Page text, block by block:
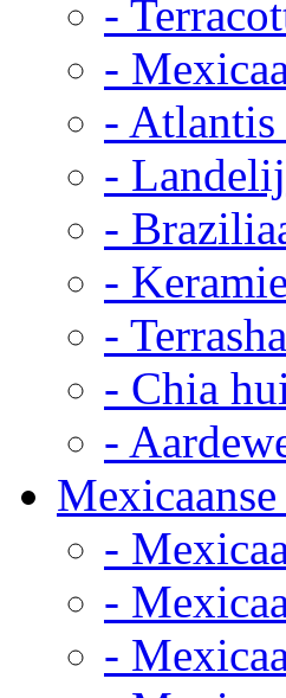
-
-
-
-
-
-
-
- Chia
-
-
-
-